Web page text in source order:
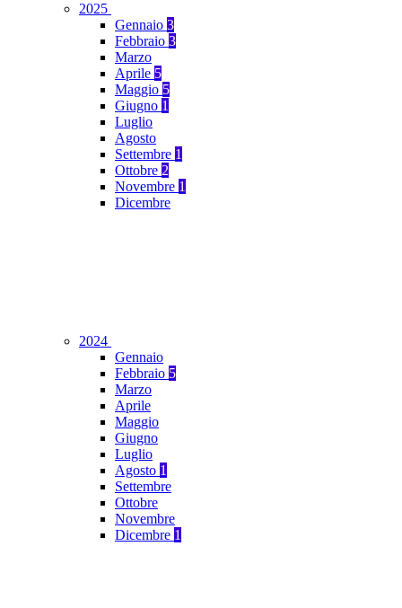
2025
Gennaio 3
Febbraio 3
Marzo
Aprile 5
Maggio 5
Giugno 1
Luglio
Agosto
Settembre 1
Ottobre 2
Novembre 1
Dicembre
2024
Gennaio
Febbraio 5
Marzo
Aprile
Maggio
Giugno
Luglio
Agosto 1
Settembre
Ottobre
Novembre
Dicembre 1